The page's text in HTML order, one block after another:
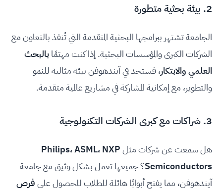
2. بيئة بحثية متطورة
الجامعة تشتهر ببرامجها البحثية المتقدمة التي تُنفذ بالتعاون مع
الشركات الكبرى والمؤسسات البحثية. إذا كنت مهتمًابالبحث
العلمي والابتكار، فستجد في آيندهوفن بيئة مثالية للنمو
والتطوير، مع إمكانية المشاركة في مشاريع عالمية متقدمة.
3. شراكات مع كبرى الشركات التكنولوجية
هل سمعت عن شركات مثلPhilips، ASML، NXP
Semiconductors؟ جميعها تعمل بشكل وثيق مع جامعة
آيندهوفن، مما يفتح أبوابًا هائلة للطلاب للحصول علىفرص